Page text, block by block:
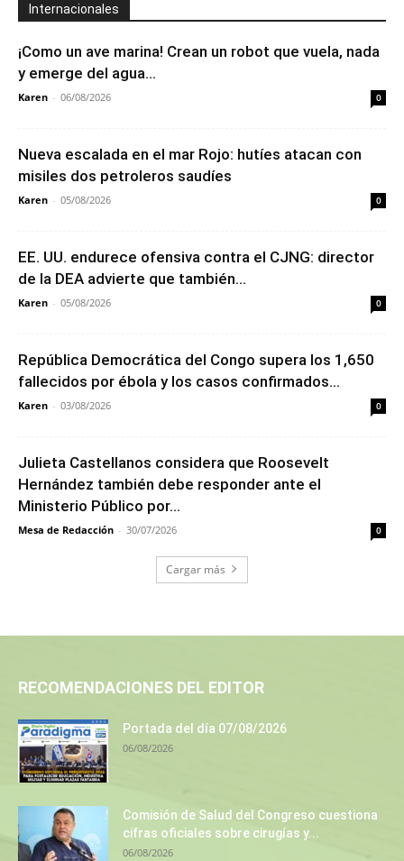
Internacionales
¡Como un ave marina! Crean un robot que vuela, nada
y emerge del agua...
Karen - 06/08/2026 0
Nueva escalada en el mar Rojo: hutíes atacan con
misiles dos petroleros saudíes
Karen - 05/08/2026 0
EE. UU. endurece ofensiva contra el CJNG: director
de la DEA advierte que también...
Karen - 05/08/2026 0
República Democrática del Congo supera los 1,650
fallecidos por ébola y los casos confirmados...
Karen - 03/08/2026 0
Julieta Castellanos considera que Roosevelt
Hernández también debe responder ante el
Ministerio Público por...
Mesa de Redacción - 30/07/2026 0
Cargar más
RECOMENDACIONES DEL EDITOR
Portada del día 07/08/2026
06/08/2026
Comisión de Salud del Congreso cuestiona
cifras oficiales sobre cirugías y...
06/08/2026